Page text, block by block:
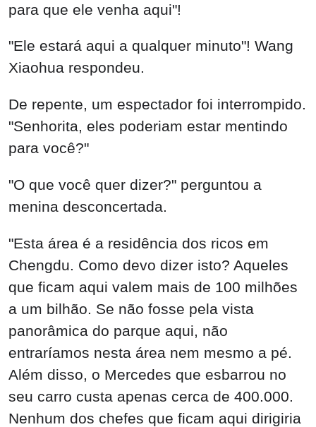
para que ele venha aqui"!
"Ele estará aqui a qualquer minuto"! Wang
Xiaohua respondeu.
De repente, um espectador foi interrompido.
"Senhorita, eles poderiam estar mentindo
para você?"
"O que você quer dizer?" perguntou a
menina desconcertada.
"Esta área é a residência dos ricos em
Chengdu. Como devo dizer isto? Aqueles
que ficam aqui valem mais de 100 milhões
a um bilhão. Se não fosse pela vista
panorâmica do parque aqui, não
entraríamos nesta área nem mesmo a pé.
Além disso, o Mercedes que esbarrou no
seu carro custa apenas cerca de 400.000.
Nenhum dos chefes que ficam aqui dirigiria